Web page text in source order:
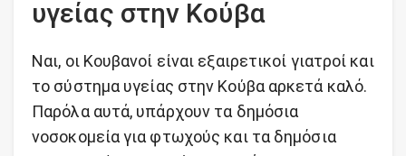
υγείας στην Κούβα
Ναι, οι Κουβανοί είναι εξαιρετικοί γιατροί και
το σύστημα υγείας στην Κούβα αρκετά καλό.
Παρόλα αυτά, υπάρχουν τα δημόσια
νοσοκομεία για φτωχούς και τα δημόσια